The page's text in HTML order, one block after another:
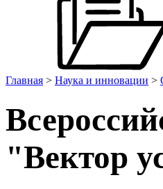
Главная > Наука и инновации >
"Вектор